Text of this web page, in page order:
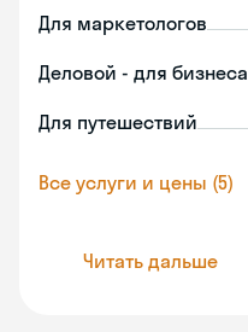
Для маркетологов
Деловой - для бизнеса
Для путешествий
Все услуги и цены (5)
Читать дальше